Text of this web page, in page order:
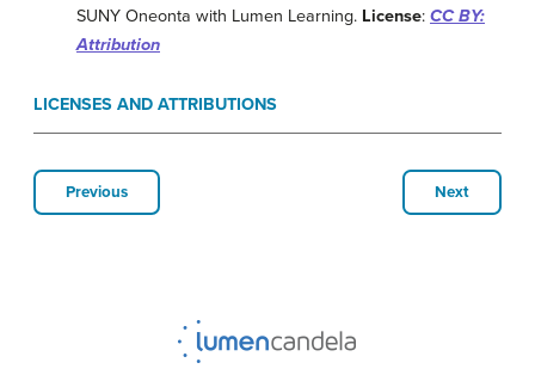
SUNY Oneonta with Lumen Learning. License: CC BY:
Attribution
LICENSES AND ATTRIBUTIONS
Previous Next